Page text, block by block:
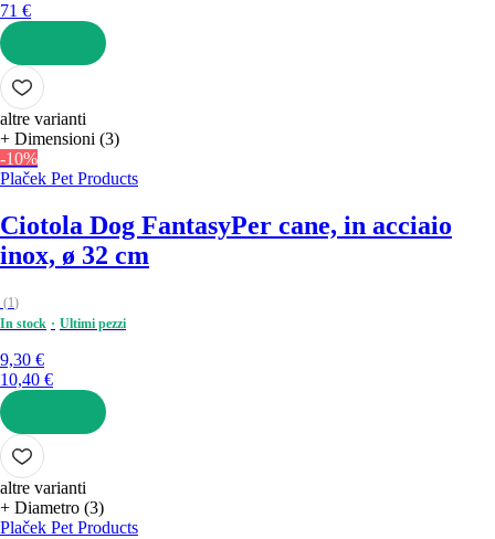
71 €
AGGIUNGI
altre varianti
+ Dimensioni (3)
-10%
Plaček Pet Products
Ciotola Dog FantasyPer cane, in acciaio
inox, ø 32 cm
(1)
In stock
Ultimi pezzi
9,30 €
10,40 €
AGGIUNGI
altre varianti
+ Diametro (3)
Plaček Pet Products